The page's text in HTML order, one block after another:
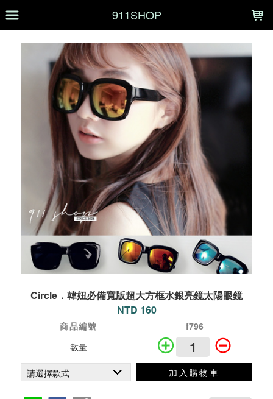
911SHOP
Circle．韓妞必備寬版超大方框水銀亮鏡太陽眼鏡
NTD 160
商品編號
f796
數量
加入購物車